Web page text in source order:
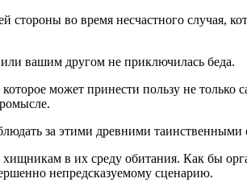
во время несчастного случая,
вашим другом не приключилась беда.
которое может принести пользу не
за этими древними таинственными
в их среду обитания. Как бы
непредсказуемому сценарию.